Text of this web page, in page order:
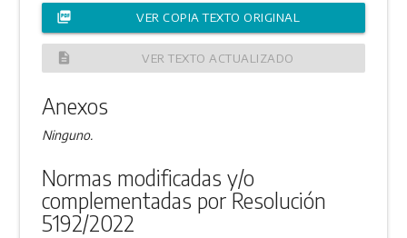
picture_as_pdf VER COPIA TEXTO ORIGINAL
description VER TEXTO ACTUALIZADO
Anexos
Ninguno.
Normas modificadas y/o
complementadas por Resolución
5192/2022